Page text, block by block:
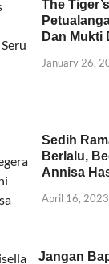
The
Dan Mukti
January 26,
Sedih
Berlalu,
Annisa
April 16, 2023
Jangan